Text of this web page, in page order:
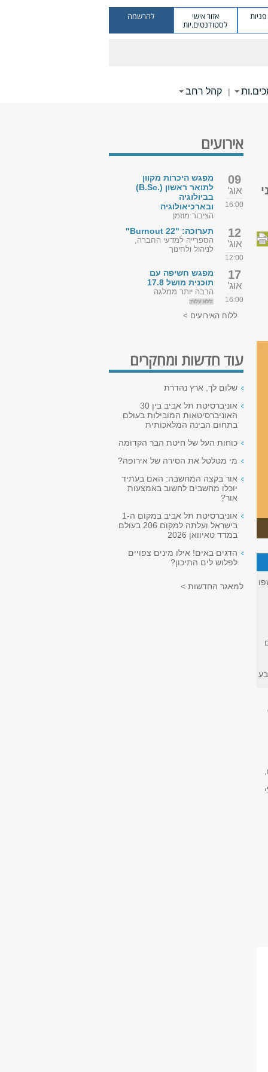
אזור אישי
לסטודנטים.יות
להרשמה
| קהל רחב
אירועים
09
אוג'
16:00
מפגש היכרות מקוון
לתואר ראשון (.B.Sc)
בביולוגיה
ובארכיאולוגיה
הציבור מוזמן
12
אוג'
12:00
תערוכה: "Burnout 22"
הספרייה למדעי החברה,
לניהול ולחינוך
17
אוג'
16:00
מפגש חשיפה עם
תוכנית מושל 17.8
הרבה יותר ממלגה
ללא עלות
ללוח האירועים >
עוד חדשות ומחקרים
שלום לך, ארץ נהדרת
אוניברסיטת תל אביב בין 30
האוניברסיטאות המובילות בעולם
בתחום הבינה המלאכותית
כוחות העל של חיטת הבר הקדומה
מי מטלטל את הסירה של אירופה?
אור בקצה המחשבה: האם בעתיד
יוכלו מחשבים לחשוב באמצעות
אור?
אוניברסיטת תל אביב במקום ה-1
בישראל ועלתה למקום 206 בעולם
במדד טאיוואן 2026
הדגים באים! אילו מינים צפויים
לפלוש לים התיכון?
למאגר החדשות >